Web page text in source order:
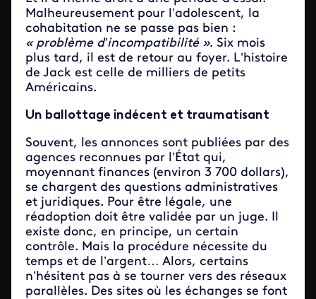
Malheureusement pour l’adolescent, la
cohabitation ne se passe pas bien :
« problème d’incompatibilité ». Six mois
plus tard, il est de retour au foyer. L’histoire
de Jack est celle de milliers de petits
Américains.
Un ballottage indécent et traumatisant
Souvent, les annonces sont publiées par des
agences reconnues par l’État qui,
moyennant finances (environ 3 700 dollars),
se chargent des questions administratives
et juridiques. Pour être légale, une
réadoption doit être validée par un juge. Il
existe donc, en principe, un certain
contrôle. Mais la procédure nécessite du
temps et de l’argent… Alors, certains
n’hésitent pas à se tourner vers des réseaux
parallèles. Des sites où les échanges se font